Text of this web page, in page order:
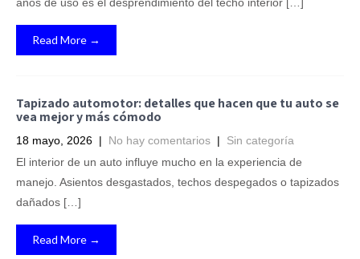
Read More →
Tapizado automotor: detalles que hacen que tu auto se
vea mejor y más cómodo
18 mayo, 2026 | No hay comentarios | Sin categoría
El interior de un auto influye mucho en la experiencia de
manejo. Asientos desgastados, techos despegados o tapizados
dañados […]
Read More →